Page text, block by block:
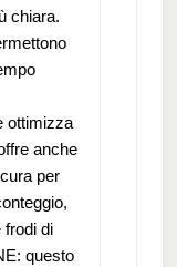
chiara.
ottimizza
anche
per
frodi di
questo